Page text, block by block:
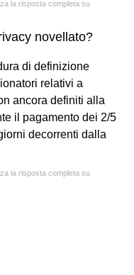
la risposta completa su
novellato?
di definizione
relativi a
ancora definiti alla
il pagamento dei 2/5
decorrenti dalla
la risposta completa su